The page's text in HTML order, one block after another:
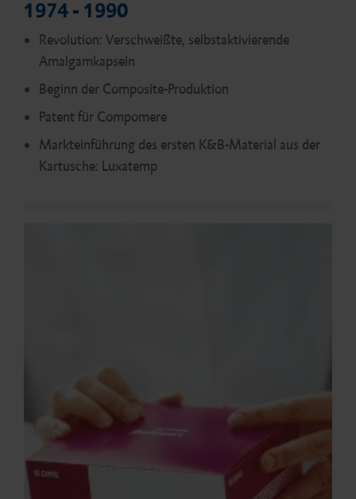
1974 - 1990
Revolution: Verschweißte, selbstaktivierende
Amalgamkapseln
Beginn der Composite-Produktion
Patent für Compomere
Markteinführung des ersten K&B-Material aus der
Kartusche: Luxatemp